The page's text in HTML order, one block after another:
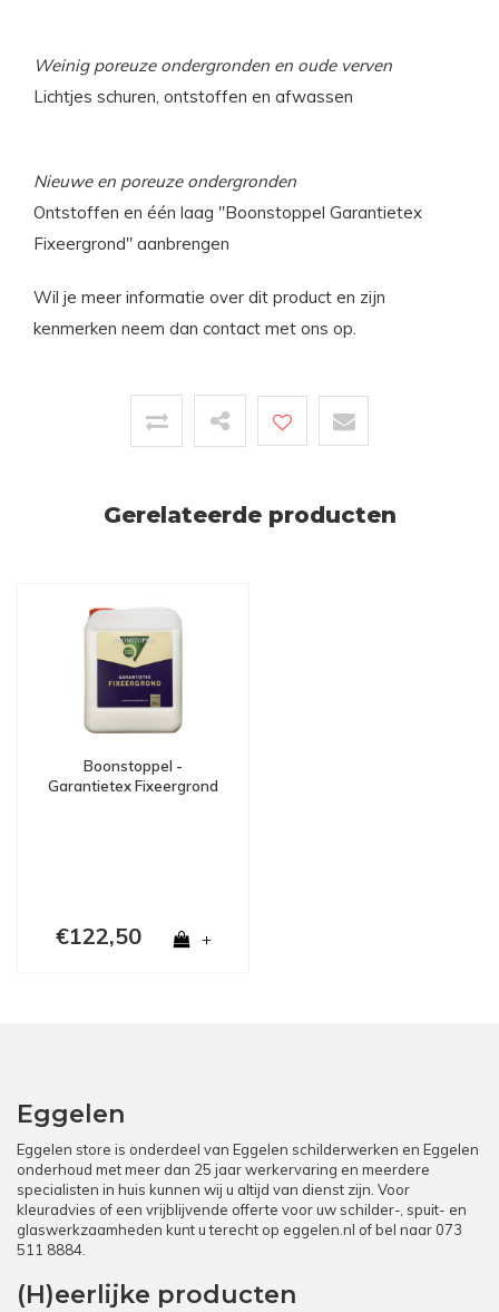
Weinig poreuze ondergronden en oude verven
Lichtjes schuren, ontstoffen en afwassen
Nieuwe en poreuze ondergronden
Ontstoffen en één laag "Boonstoppel Garantietex
Fixeergrond" aanbrengen
Wil je meer informatie over dit product en zijn
kenmerken neem dan contact met ons op.
Gerelateerde producten
Boonstoppel -
Garantietex Fixeergrond
€122,50 +
Eggelen
Eggelen store is onderdeel van Eggelen schilderwerken en Eggelen
onderhoud met meer dan 25 jaar werkervaring en meerdere
specialisten in huis kunnen wij u altijd van dienst zijn. Voor
kleuradvies of een vrijblijvende offerte voor uw schilder-, spuit- en
glaswerkzaamheden kunt u terecht op eggelen.nl of bel naar 073
511 8884.
(H)eerlijke producten